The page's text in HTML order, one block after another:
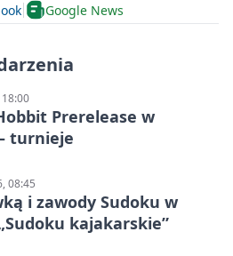
Google News
Prerelease w
turnieje
08:45
i zawody Sudoku w
kajakarskie”